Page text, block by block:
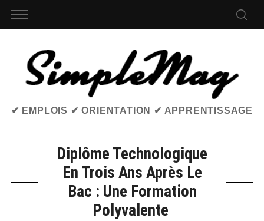
✔ EMPLOIS ✔ ORIENTATION ✔ APPRENTISSAGE
Diplôme Technologique
En Trois Ans Après Le
Bac : Une Formation
Polyvalente